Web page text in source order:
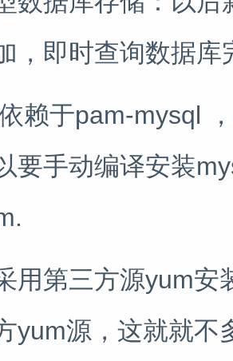
，即时查询数据库
赖于pam-mysql
要手动编译安装
用第三方源yum安
yum源，这就就